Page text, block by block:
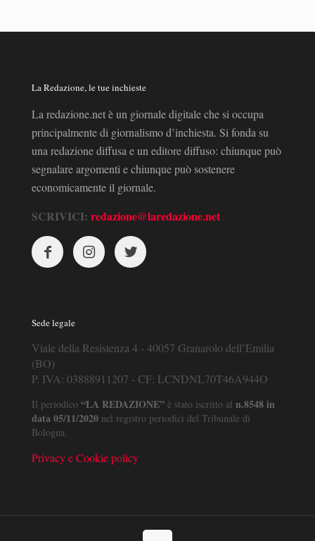
La Redazione, le tue inchieste
La redazione.net è un giornale digitale che si occupa
principalmente di giornalismo d’inchiesta. Si fonda su
una redazione diffusa e un editore diffuso: chiunque può
segnalare argomenti e chiunque può sostenere
economicamente il giornale.
SCRIVICI: redazione@laredazione.net
Sede legale
Viale della Resistenza 4 - 40057 Granarolo dell’Emilia
(BO)
P. IVA: 03888911207 - CF: LCNDNL70T46A944O
Il periodico “LA REDAZIONE” è stato iscritto al n.8548 in
data 05/11/2020 nel registro periodici del Tribunale di
Bologna.
Privacy e Cookie policy